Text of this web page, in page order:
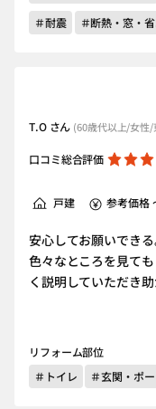
＃耐震
＃断熱・窓・
T.O さん (60歳代以上/女性/
口コミ総合評価
戸建 参考価格
安心してお願いでき
色々なところを見て
く説明していただき
リフォーム部位
＃トイレ
＃玄関・ポ